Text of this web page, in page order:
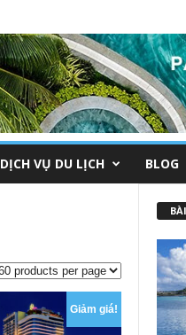
DỊCH VỤ DU LỊCH BLOG
Giảm giá!